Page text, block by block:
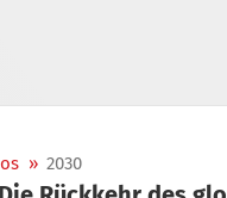
» 2030